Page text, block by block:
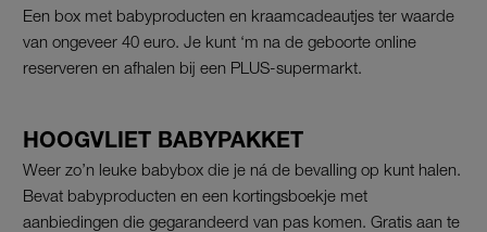
Een box met babyproducten en kraamcadeautjes ter waarde
van ongeveer 40 euro. Je kunt ‘m na de geboorte online
reserveren en afhalen bij een PLUS-supermarkt.
HOOGVLIET BABYPAKKET
Weer zo’n leuke babybox die je ná de bevalling op kunt halen.
Bevat babyproducten en een kortingsboekje met
aanbiedingen die gegarandeerd van pas komen. Gratis aan te